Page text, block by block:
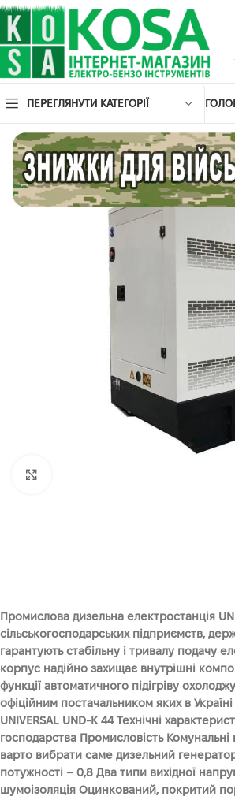
ПЕРЕГЛЯНУТИ КАТЕГОРІЇ
Промислова дизельна електростанція
сільськогосподарських підприємств,
гарантують стабільну і тривалу подачу
корпус надійно захищає внутрішні
функції автоматичного підігріву
офіційним постачальником яких в
UNIVERSAL UND-K 44 Технічні
господарства Промисловість
варто вибрати саме дизельний
потужності – 0,8 Два типи вихідної
шумоізоляція Оцинкований, покритий